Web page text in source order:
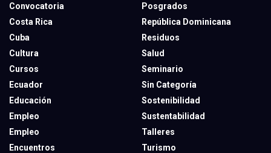
Convocatoria
Costa Rica
Cuba
Cultura
Cursos
Ecuador
Educación
Empleo
Empleo
Encuentros
Posgrados
República Dominicana
Residuos
Salud
Seminario
Sin Categoría
Sostenibilidad
Sustentabilidad
Talleres
Turismo